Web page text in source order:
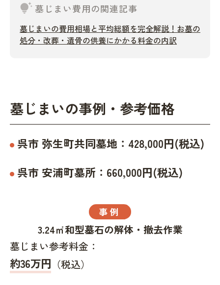
tips_and_updates墓じまい費用の関連記事
墓じまいの費用相場と平均総額を完全解説！お墓の
処分・改葬・遺骨の供養にかかる料金の内訳
墓じまいの事例・参考価格
呉市 弥生町共同墓地 ： 428,000円(税込)
呉市 安浦町墓所 ： 660,000円(税込)
事例
3.24㎡和型墓石の解体・撤去作業
墓じまい参考料金：
約36万円 （税込）